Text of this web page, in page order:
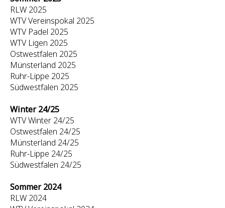
RLW 2025
WTV Vereinspokal 2025
WTV Padel 2025
WTV Ligen 2025
Ostwestfalen 2025
Münsterland 2025
Ruhr-Lippe 2025
Südwestfalen 2025
Winter 24/25
WTV Winter 24/25
Ostwestfalen 24/25
Münsterland 24/25
Ruhr-Lippe 24/25
Südwestfalen 24/25
Sommer 2024
RLW 2024